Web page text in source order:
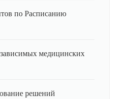
по Расписанию
медицинских
решений